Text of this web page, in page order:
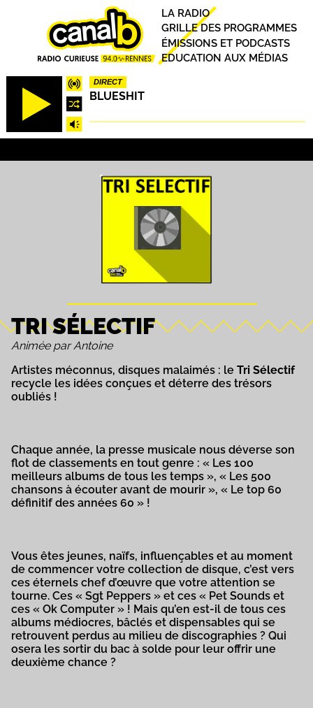
DIRECT
BLUESHIT
Principal
LA RADIO
GRILLE DES PROGRAMMES
ÉMISSIONS ET PODCASTS
EDUCATION AUX MÉDIAS
TRI SÉLECTIF
Animée par Antoine
Artistes méconnus, disques malaimés : le Tri Sélectif
recycle les idées conçues et déterre des trésors
oubliés !
Chaque année, la presse musicale nous déverse son
flot de classements en tout genre : « Les 100
meilleurs albums de tous les temps », « Les 500
chansons à écouter avant de mourir », « Le top 60
définitif des années 60 » !
Vous êtes jeunes, naïfs, influençables et au moment
de commencer votre collection de disque, c’est vers
ces éternels chef d’œuvre que votre attention se
tourne. Ces « Sgt Peppers » et ces « Pet Sounds et
ces « Ok Computer » ! Mais qu’en est-il de tous ces
albums médiocres, bâclés et dispensables qui se
retrouvent perdus au milieu de discographies ? Qui
osera les sortir du bac à solde pour leur offrir une
deuxième chance ?